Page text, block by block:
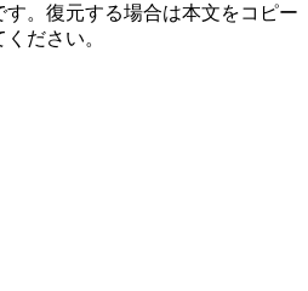
。復元する場合は本文をコピー
ださい。